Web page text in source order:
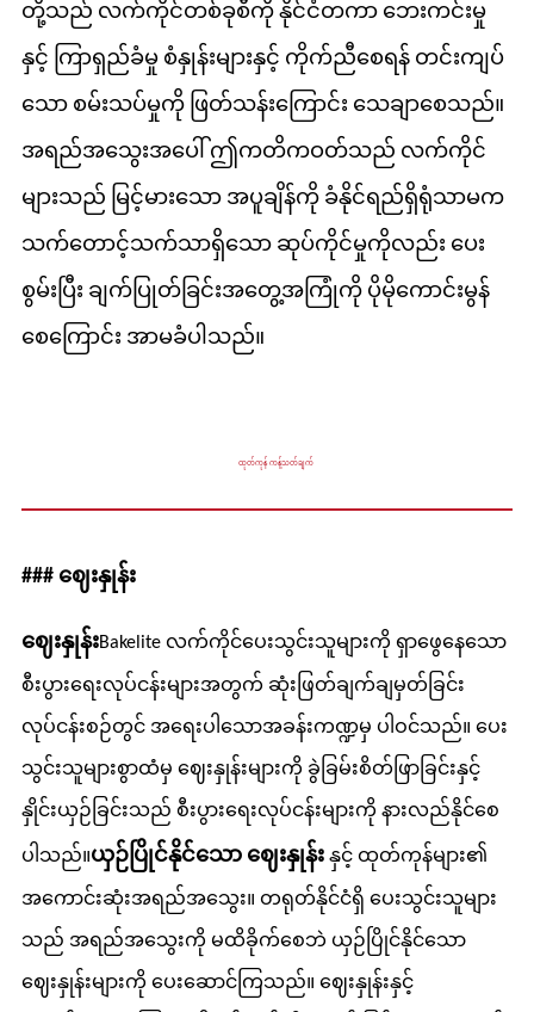
တို့သည် လက်ကိုင်တစ်ခုစီကို နိုင်ငံတကာ ဘေးကင်းမှု
နှင့် ကြာရှည်ခံမှု စံနှုန်းများနှင့် ကိုက်ညီစေရန် တင်းကျပ်
သော စမ်းသပ်မှုကို ဖြတ်သန်းကြောင်း သေချာစေသည်။
အရည်အသွေးအပေါ် ဤကတိကဝတ်သည် လက်ကိုင်
များသည် မြင့်မားသော အပူချိန်ကို ခံနိုင်ရည်ရှိရုံသာမက
သက်တောင့်သက်သာရှိသော ဆုပ်ကိုင်မှုကိုလည်း ပေး
စွမ်းပြီး ချက်ပြုတ်ခြင်းအတွေ့အကြုံကို ပိုမိုကောင်းမွန်
စေကြောင်း အာမခံပါသည်။
ထုတ်ကုန် ကန့်သတ်ချက်
### ဈေးနှုန်း
ဈေးနှုန်းBakelite လက်ကိုင်ပေးသွင်းသူများကို ရှာဖွေနေသော
စီးပွားရေးလုပ်ငန်းများအတွက် ဆုံးဖြတ်ချက်ချမှတ်ခြင်း
လုပ်ငန်းစဉ်တွင် အရေးပါသောအခန်းကဏ္ဍမှ ပါဝင်သည်။ ပေး
သွင်းသူများစွာထံမှ ဈေးနှုန်းများကို ခွဲခြမ်းစိတ်ဖြာခြင်းနှင့်
နှိုင်းယှဉ်ခြင်းသည် စီးပွားရေးလုပ်ငန်းများကို နားလည်နိုင်စေ
ပါသည်။ယှဉ်ပြိုင်နိုင်သော ဈေးနှုန်း နှင့် ထုတ်ကုန်များ၏
အကောင်းဆုံးအရည်အသွေး။ တရုတ်နိုင်ငံရှိ ပေးသွင်းသူများ
သည် အရည်အသွေးကို မထိခိုက်စေဘဲ ယှဉ်ပြိုင်နိုင်သော
ဈေးနှုန်းများကို ပေးဆောင်ကြသည်။ ဈေးနှုန်းနှင့်